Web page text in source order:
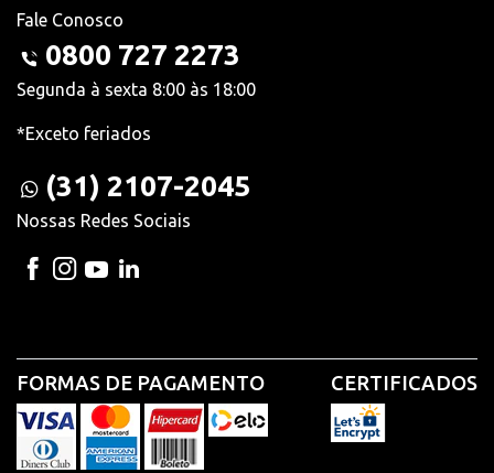
Fale Conosco
0800 727 2273
Segunda à sexta 8:00 às 18:00
*Exceto feriados
(31) 2107-2045
Nossas Redes Sociais
FORMAS DE PAGAMENTO CERTIFICADOS